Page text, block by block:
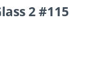
2 #115